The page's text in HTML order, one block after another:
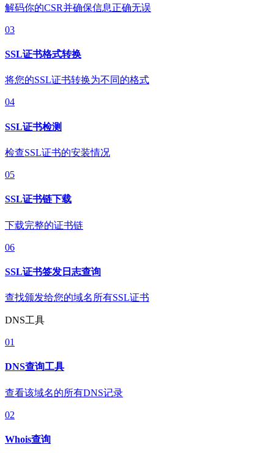
解码你的CSR并确保信息正确无误
03
SSL证书格式转换
将您的SSL证书转换为不同的格式
04
SSL证书检测
检查SSL证书的安装情况
05
SSL证书链下载
下载完整的证书链
06
SSL证书签发日志查询
查找颁发给您的域名所有SSL证书
DNS工具
01
DNS查询工具
查看该域名的所有DNS记录
02
Whois查询